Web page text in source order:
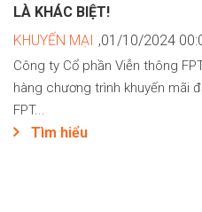
LÀ KHÁC BIỆT!
KHUYẾN MẠI ,01/10/2024
Công ty Cổ phần Viễn thông
hàng chương trình khuyến mãi
FPT...
Tìm hiểu